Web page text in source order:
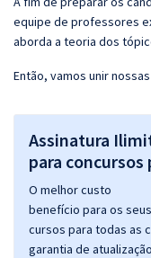
equipe de professores
aborda a teoria dos
Então, vamos unir
Assinatura
para
O melhor custo
benefício para os
cursos para todas as
garantia de